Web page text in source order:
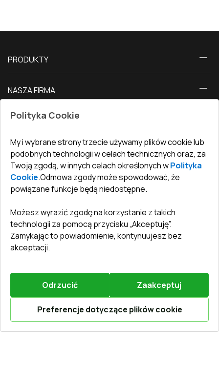
Oblicz online
PRODUKTY
Okna
Drzwi tarasowe
Drzwi zewnętrzne
Drzwi wewnętrzne
NASZA FIRMA
Nasz blog
Jak zmierzyć okna
Dla firm, współpraca
SERWIS
Dostawa i płatność
Warunki zwrotu towarów
Gwarancja
Polityka prywatności
KONTAKT
Biuro:ul. Święty Marcin 29/8, 61-806 Poznań
undefined(undefined)
info@toptechnik.com.pl
Polityka prywatności
REGULAMIN
Warunki i terminy dostawy
Polityka Cookie
My i wybrane strony trzecie używamy plików cookie lub
podobnych technologii w celach technicznych oraz, za
Twoją zgodą, w innych celach określonych wPolityka
Cookie.Odmowa zgody może spowodować, że
powiązane funkcje będą niedostępne.
Możesz wyrazić zgodę na korzystanie z takich
technologii za pomocą przycisku „Akceptuję”.
Zamykając to powiadomienie, kontynuujesz bez
akceptacji.
Odrzucić Zaakceptuj
Preferencje dotyczące plików cookie